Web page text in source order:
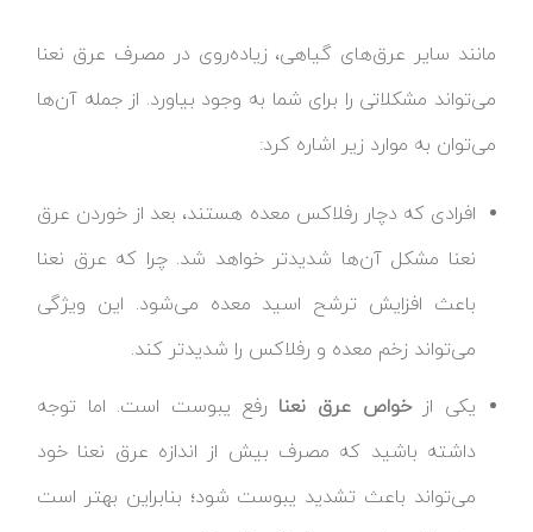
مانند سایر عرق‌های گیاهی، زیاده‌روی در مصرف عرق نعنا
می‌تواند مشکلاتی را برای شما به وجود بیاورد. از جمله آن‌ها
می‌توان به موارد زیر اشاره کرد:
افرادی که دچار رفلاکس معده هستند، بعد از خوردن عرق
نعنا مشکل آن‌ها شدیدتر خواهد شد. چرا که عرق نعنا
باعث افزایش ترشح اسید معده می‌شود. این ویژگی
می‌تواند زخم معده و رفلاکس را شدیدتر کند.
یکی ازخواص عرق نعنا رفع یبوست است. اما توجه
داشته باشید که مصرف بیش از اندازه عرق نعنا خود
می‌تواند باعث تشدید یبوست شود؛ بنابراین بهتر است